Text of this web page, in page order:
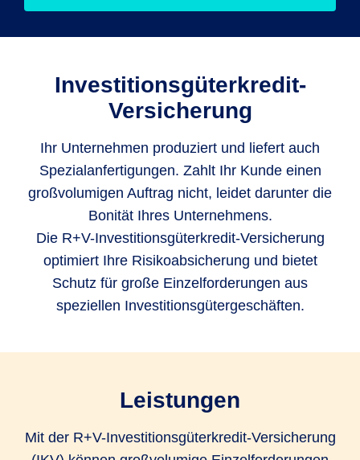
Investitionsgüterkredit-
Versicherung
Ihr Unternehmen produziert und liefert auch
Spezialanfertigungen. Zahlt Ihr Kunde einen
großvolumigen Auftrag nicht, leidet darunter die
Bonität Ihres Unternehmens.
Die R+V-Investitionsgüterkredit-Versicherung
optimiert Ihre Risikoabsicherung und bietet
Schutz für große Einzelforderungen aus
speziellen Investitionsgütergeschäften.
Leistungen
Mit der R+V-Investitionsgüterkredit-Versicherung